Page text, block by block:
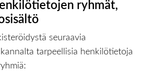
ryhmät,
seuraavia
tarpeellisia henkilötietoja